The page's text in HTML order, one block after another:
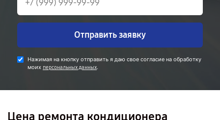
Отправить заявку
Нажимая на кнопку отправить я даю свое согласие на обработку
моих персональных данных.
Цена ремонта кондиционера